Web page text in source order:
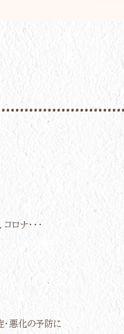
ロナ・・・
・悪化の予防に